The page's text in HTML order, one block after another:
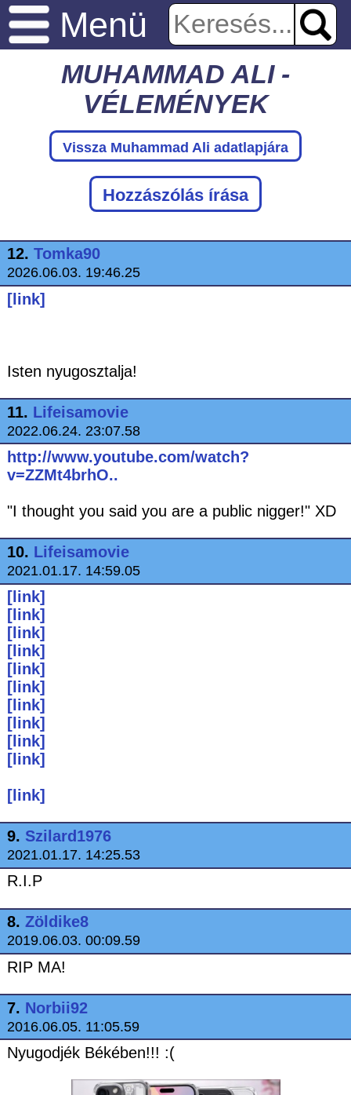
Menü
MUHAMMAD ALI -
VÉLEMÉNYEK
Vissza Muhammad Ali adatlapjára
Hozzászólás írása
12. Tomka90
2026.06.03. 19:46.25
[link]
Isten nyugosztalja!
11. Lifeisamovie
2022.06.24. 23:07.58
http://www.youtube.com/watch?
v=ZZMt4brhO..
"I thought you said you are a public nigger!" XD
10. Lifeisamovie
2021.01.17. 14:59.05
[link]
[link]
[link]
[link]
[link]
[link]
[link]
[link]
[link]
[link]
[link]
9. Szilard1976
2021.01.17. 14:25.53
R.I.P
8. Zöldike8
2019.06.03. 00:09.59
RIP MA!
7. Norbii92
2016.06.05. 11:05.59
Nyugodjék Békében!!! :(